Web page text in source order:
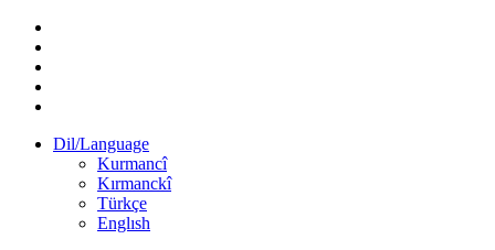
Dil/Language
Kurmancî
Kırmanckî
Türkçe
Englısh